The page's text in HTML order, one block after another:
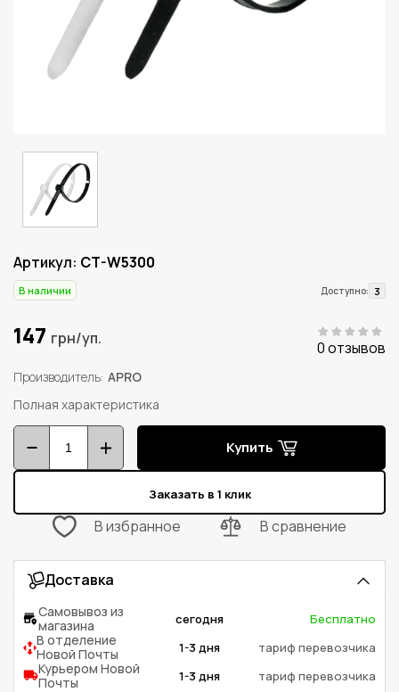
В наличии Доступно: 3
Артикул: CT-W5300
147 грн/уп. 0 отзывов
Производитель APRO
Полная характеристика
Купить
Заказать в 1 клик
В избранное В сравнение
Доставка
Самовывоз из
магазина
сегодня Бесплатно
В отделение
Новой Почты
1-3 дня тариф перевозчика
Курьером Новой
Почты
1-3 дня тариф перевозчика